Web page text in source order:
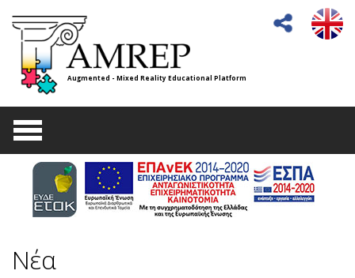
Augmented - Mixed Reality Educational Platform
Νέα